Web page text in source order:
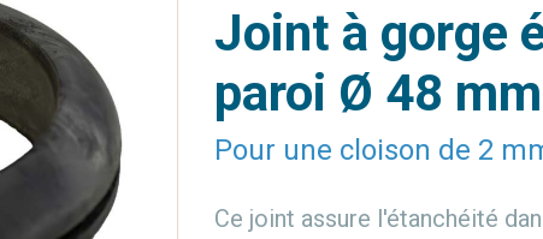
Joint à gorge
paroi Ø 48 mm
Pour une cloison de 2
Ce joint assure l'étanchéité